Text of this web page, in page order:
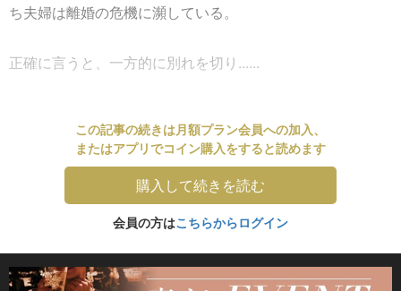
ち夫婦は離婚の危機に瀕している。
正確に言うと、一方的に別れを切り......
この記事の続きは月額プラン会員への加入、
またはアプリでコイン購入をすると読めます
購入して続きを読む
会員の方はこちらからログイン